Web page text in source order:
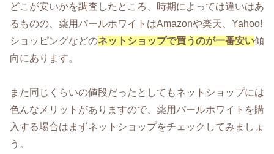
どこが安いかを調査したところ、時期によっては違いはあ
るものの、薬用パールホワイトはAmazonや楽天、Yahoo!
ショッピングなどのネットショップで買うのが一番安い傾
向にあります。
また同じくらいの値段だったとしてもネットショップには
色んなメリットがありますので、薬用パールホワイトを購
入する場合はまずネットショップをチェックしてみましょ
う。